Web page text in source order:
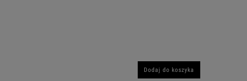
Dodaj do koszyka